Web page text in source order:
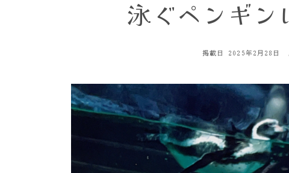
泳ぐペンギン
掲載日
POSTED
2025年2月28日